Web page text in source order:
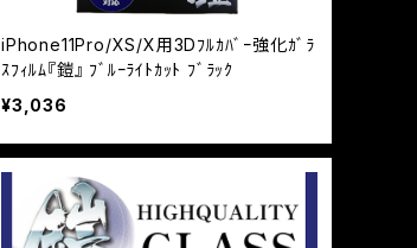
iPhone11Pro/XS/X用3Dﾌﾙｶﾊﾞｰ強化ｶﾞﾗ
ｽﾌｨﾙﾑ『鎧』 ﾌﾞﾙｰﾗｲﾄｶｯﾄ ﾌﾞﾗｯｸ
¥3,036